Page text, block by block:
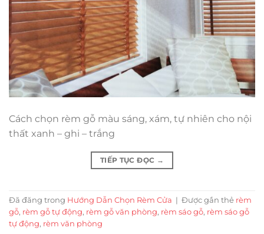
Cách chọn rèm gỗ màu sáng, xám, tự nhiên cho nội
thất xanh – ghi – trắng
TIẾP TỤC ĐỌC →
Đã đăng trong Hướng Dẫn Chọn Rèm Cửa | Được gắn thẻ rèm
gỗ, rèm gỗ tự động, rèm gỗ văn phòng, rèm sáo gỗ, rèm sáo gỗ
tự động, rèm văn phòng